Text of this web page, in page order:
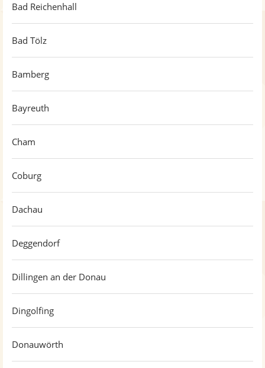
Bad Reichenhall
Bad Tölz
Bamberg
Bayreuth
Cham
Coburg
Dachau
Deggendorf
Dillingen an der Donau
Dingolfing
Donauwörth